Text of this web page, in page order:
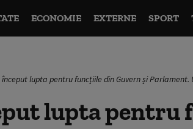
ECONOMIE EXTERNE SPORT
început lupta pentru funcțiile din Guvern și
lupta pentru